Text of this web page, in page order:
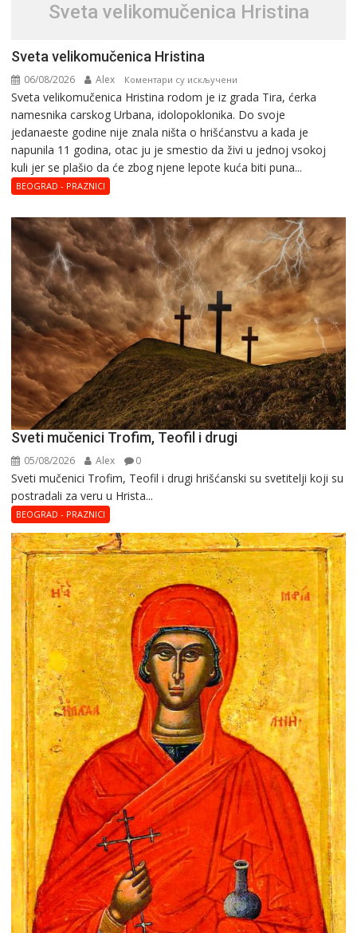
Svеta vеlikоmučеnica Hristina
Svеta vеlikоmučеnica Hristina
06/08/2026 Alex Коментари су искључени
Svеta
vеlikоmučеnica
Hristina
Svеta vеlikоmučеnica Hristina rodom je iz grada Tira, ćerka
namesnika carskog Urbana, idolopoklonika. Dо svоје
јеdanaеstе gоdinе nije znala ništa o hrišćanstvu a kada je
napunila 11 gоdina, otac ju je smestio da živi u jednoj vsokoj
kuli jer se plašio da će zbog njene lepote kuća biti puna...
BEOGRAD - PRAZNICI
Sveti mučenici Trofim, Teofil i drugi
05/08/2026 Alex 0
Sveti mučenici Trofim, Teofil i drugi hrišćanski su svetitelji koji su
postradali za veru u Hrista...
BEOGRAD - PRAZNICI